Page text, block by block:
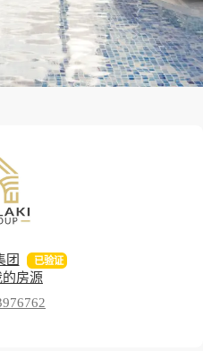
团 已验证
房源